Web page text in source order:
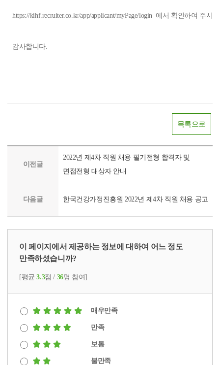
https://kihf.recruiter.co.kr/app/applicant/myPage/login 에서 확인하여 주시
감사합니다.
목록으로
이전글
2022년 제4차 직원 채용 필기전형 합격자 및
면접전형 대상자 안내
다음글 한국건강가정진흥원 2022년 제4차 직원 채용 공고
이 페이지에서 제공하는 정보에 대하여 어느 정도
만족하셨습니까?
[평균3.3점 / 36명 참여]
매우만족
만족
보통
불만족